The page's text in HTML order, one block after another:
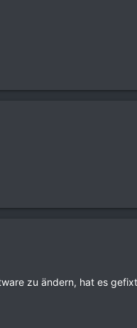
zu ändern, hat es